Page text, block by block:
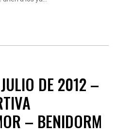
DE 2012 –
– BENIDORM